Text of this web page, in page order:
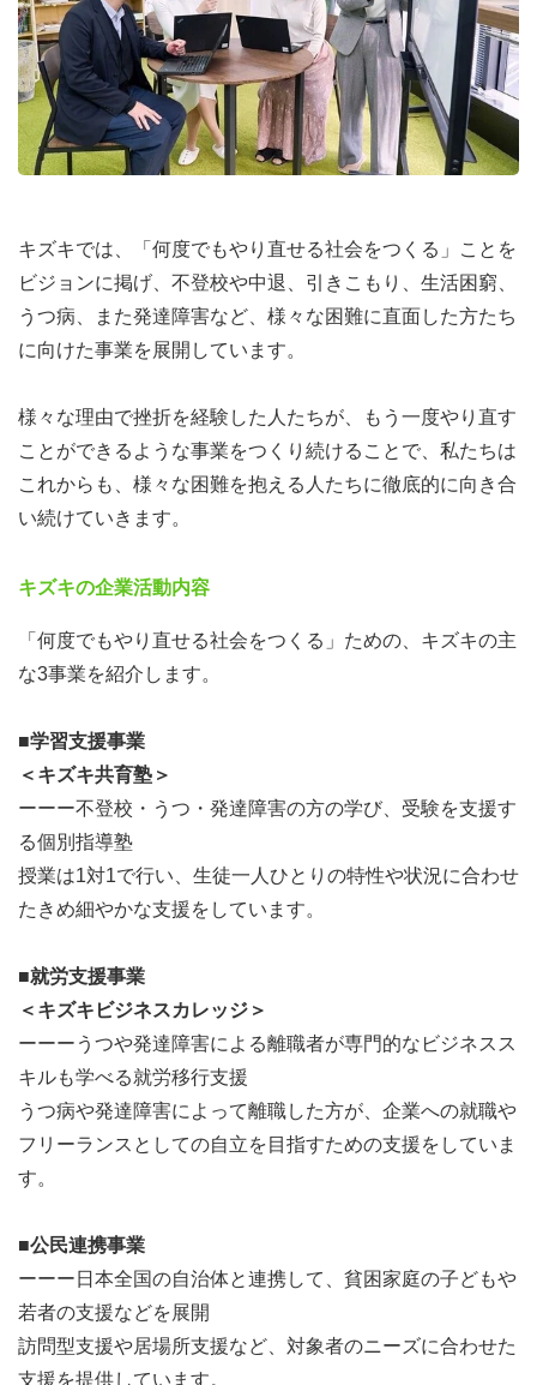
キズキでは、「何度でもやり直せる社会をつくる」ことを
ビジョンに掲げ、不登校や中退、引きこもり、生活困窮、
うつ病、また発達障害など、様々な困難に直面した方たち
に向けた事業を展開しています。
様々な理由で挫折を経験した人たちが、もう一度やり直す
ことができるような事業をつくり続けることで、私たちは
これからも、様々な困難を抱える人たちに徹底的に向き合
い続けていきます。
キズキの企業活動内容
「何度でもやり直せる社会をつくる」ための、キズキの主
な3事業を紹介します。
■学習支援事業
＜キズキ共育塾＞
ーーー不登校・うつ・発達障害の方の学び、受験を支援す
る個別指導塾
授業は1対1で行い、生徒一人ひとりの特性や状況に合わせ
たきめ細やかな支援をしています。
■就労支援事業
＜キズキビジネスカレッジ＞
ーーーうつや発達障害による離職者が専門的なビジネスス
キルも学べる就労移行支援
うつ病や発達障害によって離職した方が、企業への就職や
フリーランスとしての自立を目指すための支援をしていま
す。
■公民連携事業
ーーー日本全国の自治体と連携して、貧困家庭の子どもや
若者の支援などを展開
訪問型支援や居場所支援など、対象者のニーズに合わせた
支援を提供しています。